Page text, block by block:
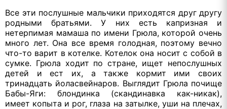
Все эти послушные мальчики приходятся друг другу
родными братьями. У них есть капризная и
нетерпимая мамаша по имени Грюла, которой очень
много лет. Она все время голодная, поэтому вечно
что-то варит в котелке. Котелок она носит с собой в
сумке. Грюла ходит по стране, ищет непослушных
детей и ест их, а также кормит ими своих
тринадцать йоласвейнаров. Выглядит Грюла почище
Бабы-Яги: блондинка (скандинавка как-никак),
имеет копыта и рог, глаза на затылке, уши на плечах,